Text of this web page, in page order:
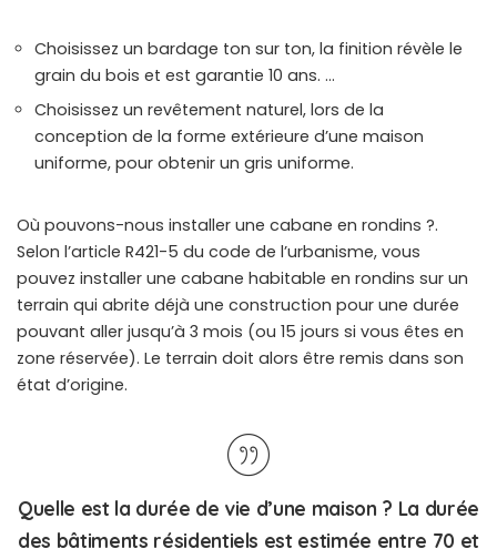
Choisissez un bardage ton sur ton, la finition révèle le
grain du bois et est garantie 10 ans. …
Choisissez un revêtement naturel, lors de la
conception de la forme extérieure d’une maison
uniforme, pour obtenir un gris uniforme.
Où pouvons-nous installer une cabane en rondins ?.
Selon l’article R421-5 du code de l’urbanisme, vous
pouvez installer une cabane habitable en rondins sur un
terrain qui abrite déjà une construction pour une durée
pouvant aller jusqu’à 3 mois (ou 15 jours si vous êtes en
zone réservée). Le terrain doit alors être remis dans son
état d’origine.
Quelle est la durée de vie d’une maison ? La durée
des bâtiments résidentiels est estimée entre 70 et